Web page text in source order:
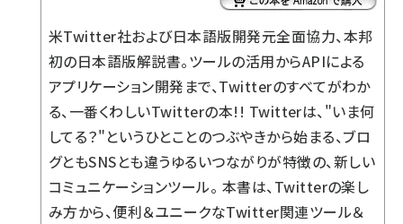
米Twitter社および日本語版開発元全面協力、本邦
初の日本語版解説書。ツールの活用からAPIによる
アプリケーション開発まで、Twitterのすべてがわか
る、一番くわしいTwitterの本!! Twitterは、"いま何
してる？"というひとことのつぶやきから始まる、ブロ
グともSNSとも違うゆるいつながりが特徴の、新しい
コミュニケーションツール。 本書は、Twitterの楽し
み方から、便利＆ユニークなTwitter関連ツール＆